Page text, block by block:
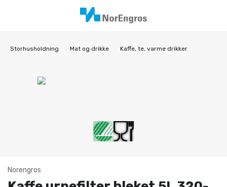
Storhusholdning Mat og drikke Kaffe, te, varme drikker
Norengros